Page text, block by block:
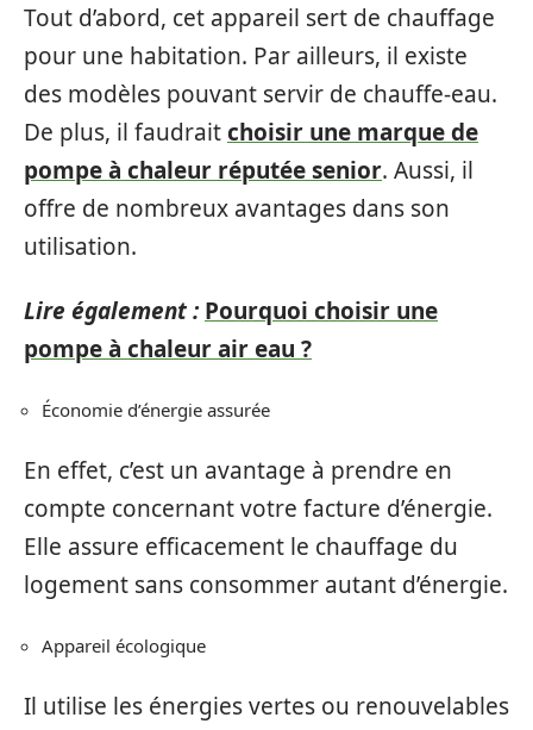
Tout d’abord, cet appareil sert de chauffage
pour une habitation. Par ailleurs, il existe
des modèles pouvant servir de chauffe-eau.
De plus, il faudraitchoisir une marque de
pompe à chaleur réputée senior. Aussi, il
offre de nombreux avantages dans son
utilisation.
Lire également : Pourquoi choisir une
pompe à chaleur air eau ?
Économie d’énergie assurée
En effet, c’est un avantage à prendre en
compte concernant votre facture d’énergie.
Elle assure efficacement le chauffage du
logement sans consommer autant d’énergie.
Appareil écologique
Il utilise les énergies vertes ou renouvelables